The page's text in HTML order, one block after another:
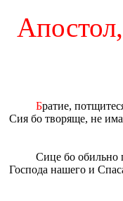
Братие,
Сия бо творяще, не
Сице бо обильно
Господа нашего и